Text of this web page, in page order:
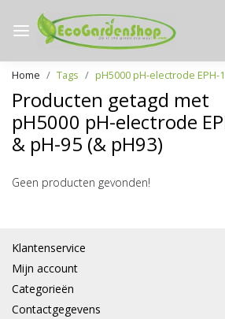
Home Tags pH5000 pH-electrode EPH-
Producten getagd met
pH5000 pH-electrode
& pH-95 (& pH93)
Geen producten gevonden!
Klantenservice
Mijn account
Categorieën
Contactgegevens